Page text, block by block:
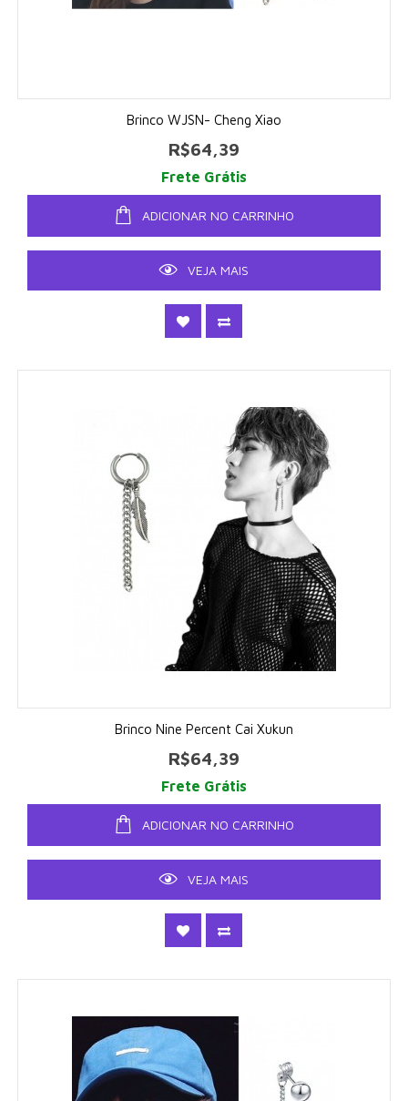
Brinco WJSN- Cheng Xiao
R$64,39
Frete Grátis
ADICIONAR NO CARRINHO
VEJA MAIS
Brinco Nine Percent Cai Xukun
R$64,39
Frete Grátis
ADICIONAR NO CARRINHO
VEJA MAIS